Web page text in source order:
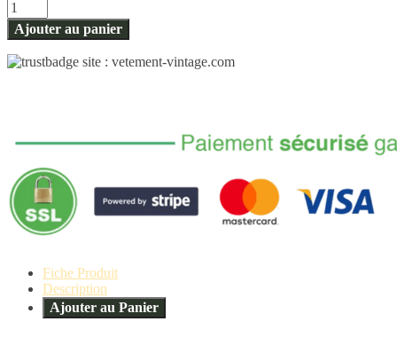
Ajouter au panier
Fiche Produit
Description
Ajouter au Panier